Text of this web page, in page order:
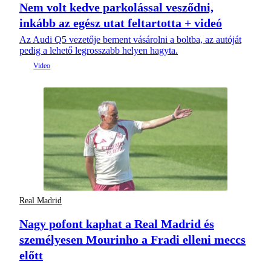
Nem volt kedve parkolással vesződni,
inkább az egész utat feltartotta + videó
Az Audi Q5 vezetője bement vásárolni a boltba, az autóját
pedig a lehető legrosszabb helyen hagyta.
Real Madrid
Nagy pofont kaphat a Real Madrid és
személyesen Mourinho a Fradi elleni meccs
előtt